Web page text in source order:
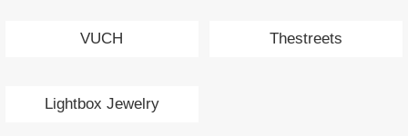
VUCH Thestreets
Lightbox Jewelry